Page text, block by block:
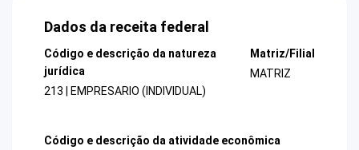
Dados da receita federal
Código e descrição da natureza
jurídica
213 | EMPRESARIO (INDIVIDUAL)
Matriz/Filial
MATRIZ
Código e descrição da atividade econômica